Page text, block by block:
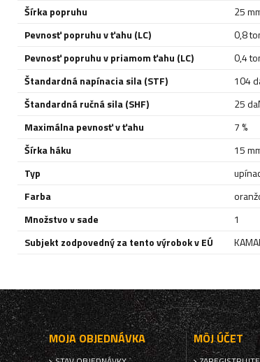
Šírka popruhu
25
Pevnosť popruhu v ťahu (LC)
0,8
Pevnosť popruhu v priamom ťahu (LC)
0,4
Štandardná napínacia sila (STF)
104
Štandardná ručná sila (SHF)
25
Maximálna pevnosť v ťahu
7 %
Šírka háku
15
Typ
Farba
Množstvo v sade
1
Subjekt zodpovedný za tento výrobok v EÚ
MOJA OBJEDNÁVKA MÔJ ÚČET